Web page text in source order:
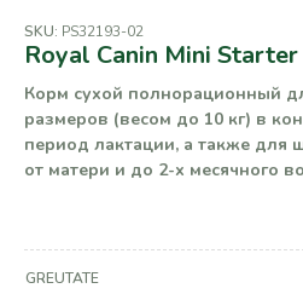
SKU: PS32193-02
Royal Canin Mini
Корм сухой полнорационный
размеров (весом до 10 кг) в
период лактации, а также для
от матери и до 2-х месячного
GREUTATE